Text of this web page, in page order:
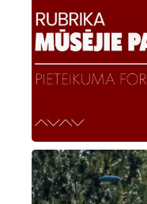
Image